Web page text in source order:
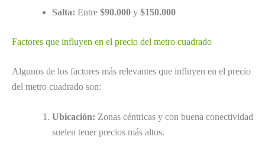
Salta: Entre $90.000 y $150.000
Factores que influyen en el precio del metro cuadrado
Algunos de los factores más relevantes que influyen en el precio
del metro cuadrado son:
Ubicación: Zonas céntricas y con buena conectividad
suelen tener precios más altos.